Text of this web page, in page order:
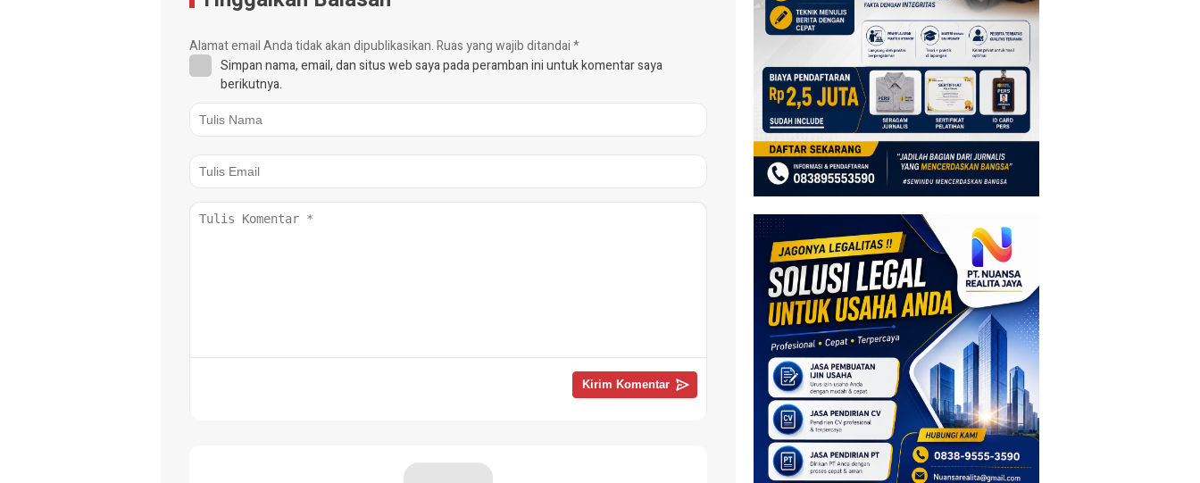
Alamat email Anda tidak akan dipublikasikan.Ruas yang wajib ditandai*
Simpan nama, email, dan situs web saya pada peramban ini untuk komentar saya
berikutnya.